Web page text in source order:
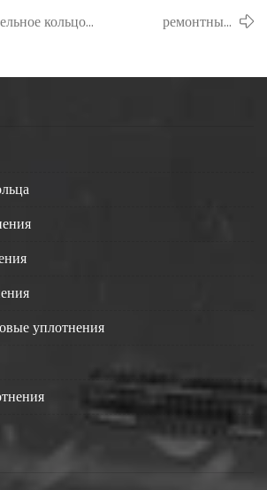
кольцо
ремонтный
уплотнения